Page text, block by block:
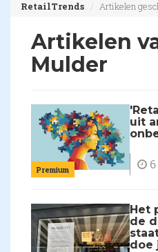
RetailTrends Artikelen
Artikelen
Mulder
Premium
uit
Het
de
doe